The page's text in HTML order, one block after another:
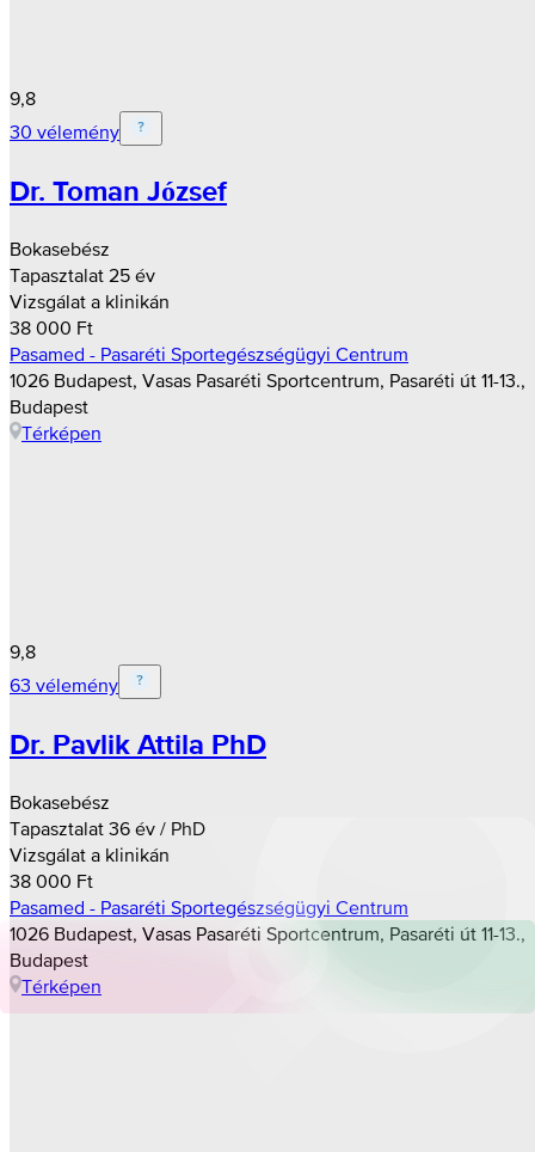
9,8
30 vélemény
Dr. Toman József
Bokasebész
Tapasztalat 25 év
Vizsgálat a klinikán
38 000 Ft
Pasamed - Pasaréti Sportegészségügyi Centrum
1026 Budapest, Vasas Pasaréti Sportcentrum, Pasaréti út 11-13.,
Budapest
Térképen
9,8
63 vélemény
Dr. Pavlik Attila PhD
Bokasebész
Tapasztalat 36 év / PhD
Vizsgálat a klinikán
38 000 Ft
Pasamed - Pasaréti Sportegészségügyi Centrum
1026 Budapest, Vasas Pasaréti Sportcentrum, Pasaréti út 11-13.,
Budapest
Térképen